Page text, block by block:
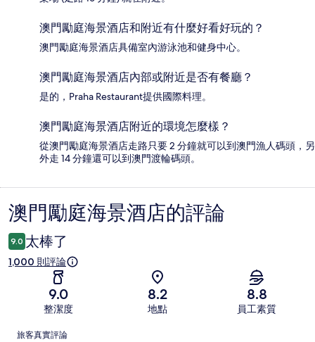
澳門勵庭海景酒店和附近有什麼好看好玩的？
澳門勵庭海景酒店具備室內游泳池和健身中心。
澳門勵庭海景酒店內部或附近是否有餐廳？
是的，Praha Restaurant提供國際料理。
澳門勵庭海景酒店附近的環境怎麼樣？
從澳門勵庭海景酒店走路只要 2 分鐘就可以到澳門漁人碼頭，另
外走 14 分鐘還可以到澳門渡輪碼頭。
評
論
澳門勵庭海景酒店的評論
9.0 太棒了
1,000 則評論
9.0
整潔度
8.2
地點
8.8
員工素質
評
旅客真實評論